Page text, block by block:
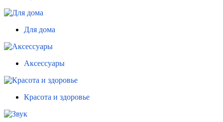
Для дома
Аксессуары
Красота и здоровье